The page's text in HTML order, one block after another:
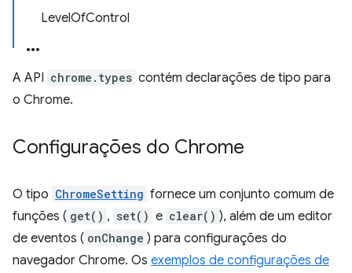
LevelOfControl
A API chrome.types contém declarações de tipo para
o Chrome.
Configurações do Chrome
O tipo ChromeSetting fornece um conjunto comum de
funções ( get() , set() e clear() ), além de um editor
de eventos ( onChange ) para configurações do
navegador Chrome. Os exemplos de configurações de